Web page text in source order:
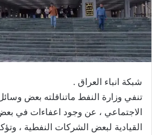
شبكة انباء العراق .
تنفي وزارة النفط ماتناقلته بعض
الاجتماعي ، عن وجود اعفاءات في
القيادية لبعض الشركات النفطية ،